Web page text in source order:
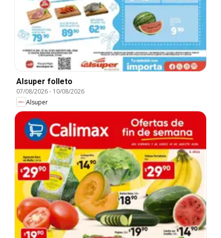
Alsuper folleto
07/08/2026- 10/08/2026
Alsuper